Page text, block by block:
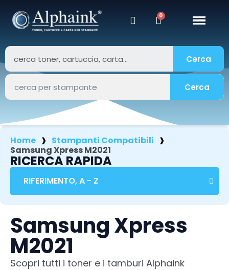
Cerca
Cerca
Home
Stampanti Compatibili
Samsung Xpress M2021
RICERCA RAPIDA
Samsung Xpress
M2021
Scopri tutti i toner e i tamburi Alphaink